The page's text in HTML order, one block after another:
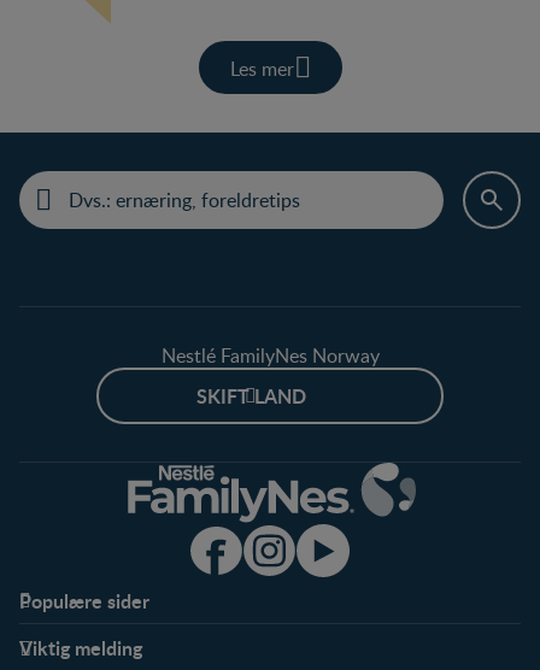
Les mer
Nestlé FamilyNes Norway
SKIFT LAND
Populære sider
FAQ
Viktig melding